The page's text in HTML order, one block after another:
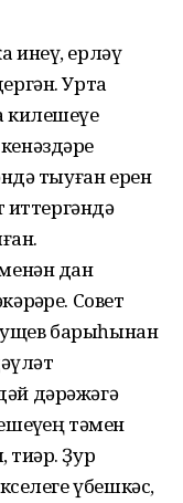
инеү, ерләү
Урта
килешеүе
тыуған ерен
иттергәндә
дан
Совет
барыһынан
дәрәжәгә
тәмен
тиҙәр. Ҙур
үбешкәс,